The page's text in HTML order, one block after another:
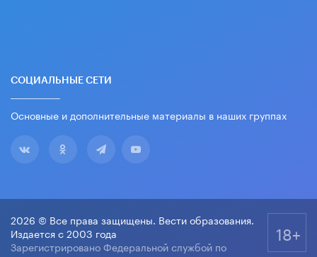
СОЦИАЛЬНЫЕ СЕТИ
Основные и дополнительные материалы в наших группах
2026 © Все права защищены. Вести образования.
Издается с 2003 года
Зарегистрировано Федеральной службой по
18+